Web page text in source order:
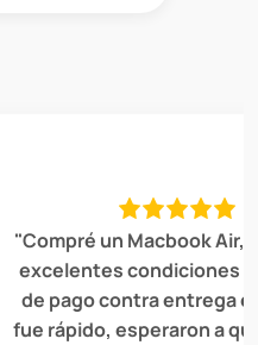
"Compré un Macbook Air,
excelentes condiciones el
de pago contra entrega en
fue rápido, esperaron a que